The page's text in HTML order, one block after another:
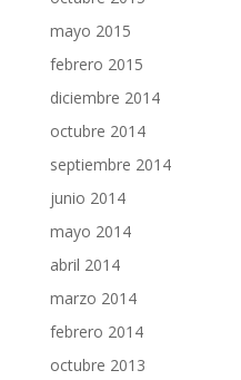
mayo 2015
febrero 2015
diciembre 2014
octubre 2014
septiembre 2014
junio 2014
mayo 2014
abril 2014
marzo 2014
febrero 2014
octubre 2013